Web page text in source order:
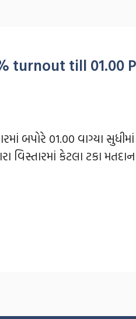
turnout till 01.00
બપોરે 01.00 વાગ્યા
વિસ્તારમાં કેટલા ટકા